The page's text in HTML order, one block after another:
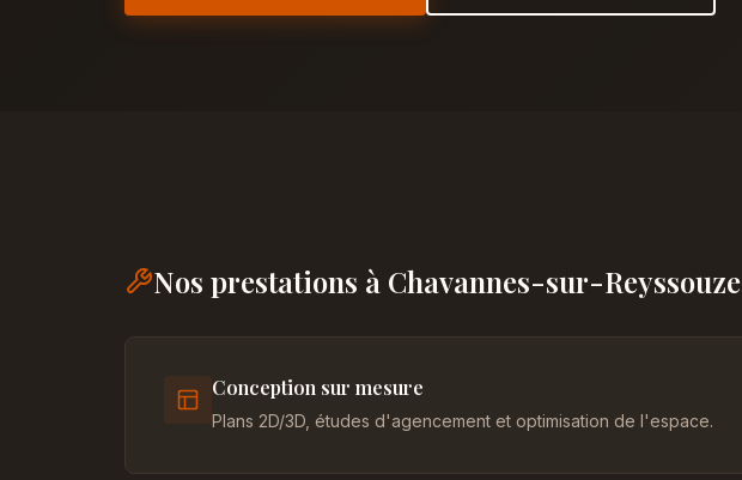
Nos prestations à Chavannes-sur-Reyssouze
Conception sur mesure
Plans 2D/3D, études d'agencement et optimisation de l'espace.